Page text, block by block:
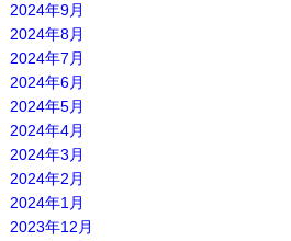
2024年9月
2024年8月
2024年7月
2024年6月
2024年5月
2024年4月
2024年3月
2024年2月
2024年1月
2023年12月